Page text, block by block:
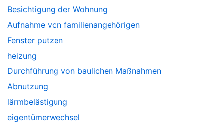
Besichtigung der Wohnung
Aufnahme von familienangehörigen
Fenster putzen
heizung
Durchführung von baulichen Maßnahmen
Abnutzung
lärmbelästigung
eigentümerwechsel